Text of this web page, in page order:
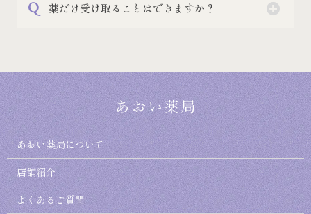
薬だけ受け取ることはできますか？
あおい薬局について
店舗紹介
よくあるご質問